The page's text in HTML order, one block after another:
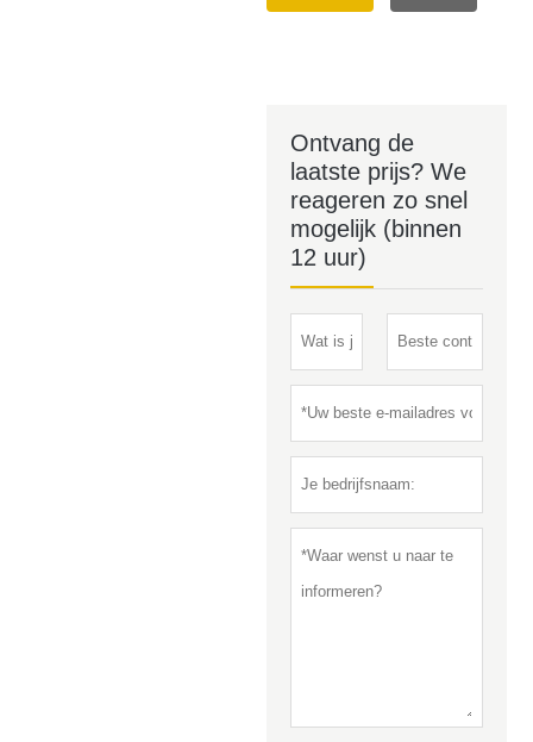
Ontvang de
laatste prijs? We
reageren zo snel
mogelijk (binnen
12 uur)